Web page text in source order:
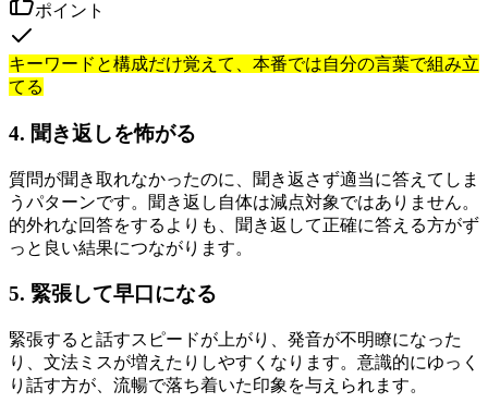
ポイント
キーワードと構成だけ覚えて、本番では自分の言葉で組み立
てる
4. 聞き返しを怖がる
質問が聞き取れなかったのに、聞き返さず適当に答えてしま
うパターンです。聞き返し自体は減点対象ではありません。
的外れな回答をするよりも、聞き返して正確に答える方がず
っと良い結果につながります。
5. 緊張して早口になる
緊張すると話すスピードが上がり、発音が不明瞭になった
り、文法ミスが増えたりしやすくなります。意識的にゆっく
り話す方が、流暢で落ち着いた印象を与えられます。